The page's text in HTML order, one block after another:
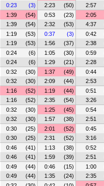
0:23 (3) 2:23 (50) 2:57
1:39 (54) 0:53 (23) 2:05
1:39 (54) 2:32 (53) 4:37
1:19 (53) 0:37 (3) 0:42
1:19 (53) 1:56 (37) 2:38
0:24 (6) 1:05 (30) 0:59
0:24 (6) 1:29 (21) 2:28
0:32 (30) 1:37 (49) 0:44
0:32 (30) 2:09 (44) 2:53
1:16 (52) 1:19 (44) 0:51
1:16 (52) 2:35 (54) 3:26
0:32 (30) 1:25 (45) 0:54
0:32 (30) 1:57 (38) 2:51
0:30 (25) 2:01 (52) 0:45
0:30 (25) 2:31 (52) 3:16
0:46 (41) 1:13 (38) 0:52
0:46 (41) 1:59 (39) 2:51
0:49 (44) 0:46 (15) 1:00
0:49 (44) 1:35 (24) 2:35